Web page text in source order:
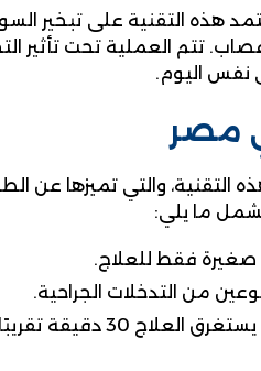
هذه التقنية على تبخير
تتم العملية تحت تأثير
مصر
التقنية، والتي تميزها عن
ما يلي:
صغيرة فقط للعلاج.
من التدخلات الجراحية.
30 دقيقة تقريبًا.